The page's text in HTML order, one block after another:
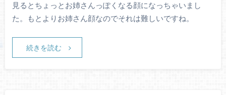
見るとちょっとお姉さんっぽくなる顔になっちゃいまし
た。もとよりお姉さん顔なのでそれは難しいですね。
続きを読む